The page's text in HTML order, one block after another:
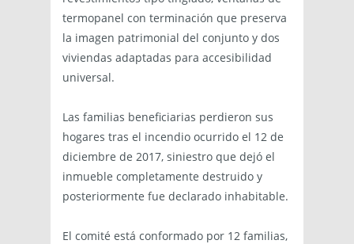
termopanel con terminación que preserva
la imagen patrimonial del conjunto y dos
viviendas adaptadas para accesibilidad
universal.
Las familias beneficiarias perdieron sus
hogares tras el incendio ocurrido el 12 de
diciembre de 2017, siniestro que dejó el
inmueble completamente destruido y
posteriormente fue declarado inhabitable.
El comité está conformado por 12 familias,